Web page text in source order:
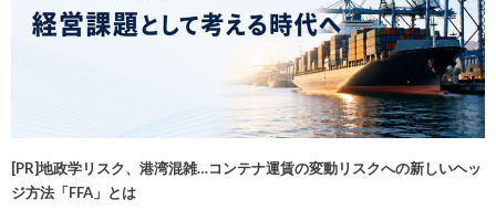
[PR]地政学リスク、港湾混雑…コンテナ運賃の変動リスクへの新しいヘッ
ジ方法「FFA」とは